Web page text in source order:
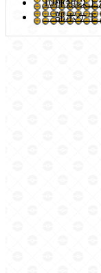
10種類以
一部ポケ